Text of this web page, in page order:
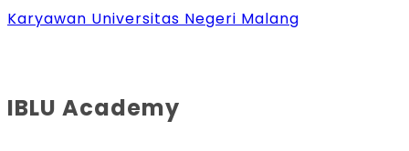
Karyawan Universitas Negeri Malang
IBLU Academy